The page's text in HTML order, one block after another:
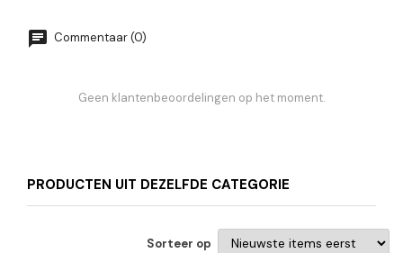
Commentaar (0)
Geen klantenbeoordelingen op het moment.
PRODUCTEN UIT DEZELFDE CATEGORIE
Sorteer op